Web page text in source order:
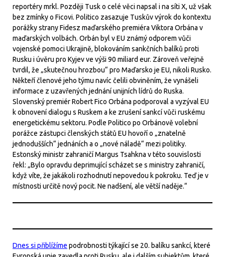
reportéry mrkl. Později Tusk o celé věci napsal i na síti X, už však
bez zmínky o Ficovi. Politico zasazuje Tuskův výrok do kontextu
porážky strany Fidesz maďarského premiéra Viktora Orbána v
maďarských volbách. Orbán byl v EU známý odporem vůči
vojenské pomoci Ukrajině, blokováním sankčních balíků proti
Rusku i úvěru pro Kyjev ve výši 90 miliard eur. Zároveň veřejně
tvrdil, že „skutečnou hrozbou“ pro Maďarsko je EU, nikoli Rusko.
Někteří členové jeho týmu navíc čelili obviněním, že vynášeli
informace z uzavřených jednání unijních lídrů do Ruska.
Slovenský premiér Robert Fico Orbána podporoval a vyzýval EU
k obnovení dialogu s Ruskem a ke zrušení sankcí vůči ruskému
energetickému sektoru. Podle Politico po Orbánově volební
porážce zástupci členských států EU hovoří o „znatelně
jednodušších“ jednáních a o „nové náladě“ mezi politiky.
Estonský ministr zahraničí Margus Tsahkna v této souvislosti
řekl: „Bylo opravdu deprimující scházet se s ministry zahraničí,
když víte, že jakákoli rozhodnutí nepovedou k pokroku. Teď je v
místnosti určitě nový pocit. Ne nadšení, ale větší naděje.“
Dnes si přiblížíme podrobnosti týkající se 20. balíku sankcí, které